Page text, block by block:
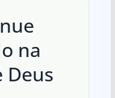
na
Deus